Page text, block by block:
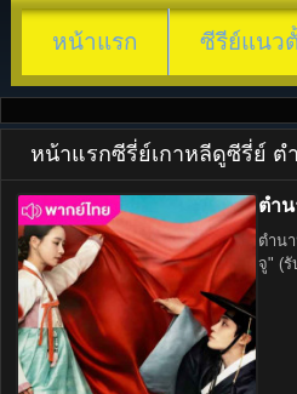
หน้าแรก ซีรีย์แนว
หน้าแรกซีรี่ย์เกาหลีดูซีรี่ย์ ต
ตำน
ตำน
จู" (